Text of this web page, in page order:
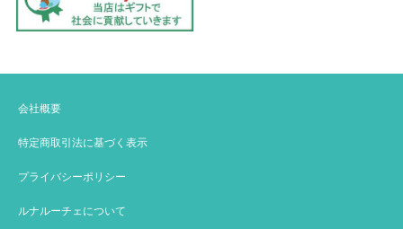
会社概要
特定商取引法に基づく表示
プライバシーポリシー
ルナルーチェについて